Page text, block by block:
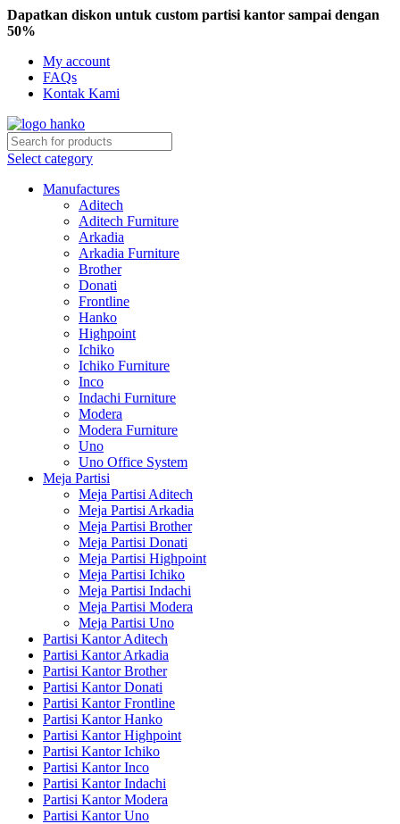
Dapatkan diskon untuk custom partisi kantor sampai dengan
50%
My account
FAQs
Kontak Kami
Select category
Manufactures
Aditech
Aditech Furniture
Arkadia
Arkadia Furniture
Brother
Donati
Frontline
Hanko
Highpoint
Ichiko
Ichiko Furniture
Inco
Indachi Furniture
Modera
Modera Furniture
Uno
Uno Office System
Meja Partisi
Meja Partisi Aditech
Meja Partisi Arkadia
Meja Partisi Brother
Meja Partisi Donati
Meja Partisi Highpoint
Meja Partisi Ichiko
Meja Partisi Indachi
Meja Partisi Modera
Meja Partisi Uno
Partisi Kantor Aditech
Partisi Kantor Arkadia
Partisi Kantor Brother
Partisi Kantor Donati
Partisi Kantor Frontline
Partisi Kantor Hanko
Partisi Kantor Highpoint
Partisi Kantor Ichiko
Partisi Kantor Inco
Partisi Kantor Indachi
Partisi Kantor Modera
Partisi Kantor Uno